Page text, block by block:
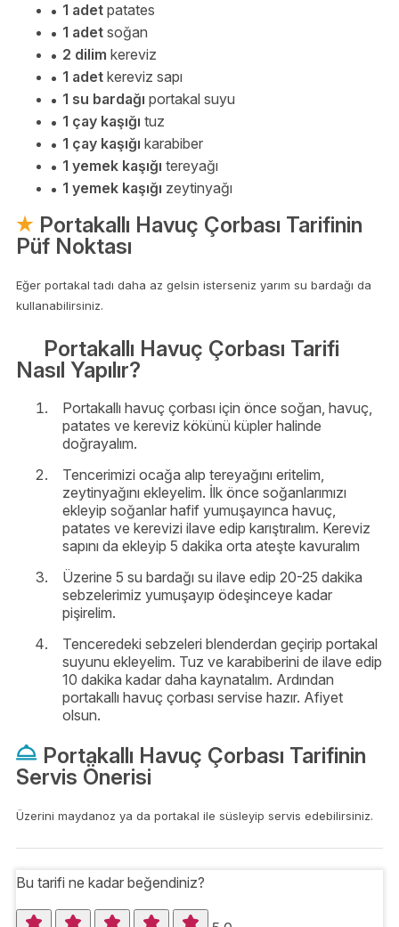
1 adet patates
1 adet soğan
2 dilim kereviz
1 adet kereviz sapı
1 su bardağı portakal suyu
1 çay kaşığı tuz
1 çay kaşığı karabiber
1 yemek kaşığı tereyağı
1 yemek kaşığı zeytinyağı
Portakallı Havuç Çorbası Tarifinin
Püf Noktası
Eğer portakal tadı daha az gelsin isterseniz yarım su bardağı da
kullanabilirsiniz.
Portakallı Havuç Çorbası Tarifi
Nasıl Yapılır?
Portakallı havuç çorbası için önce soğan, havuç,
patates ve kereviz kökünü küpler halinde
doğrayalım.
Tencerimizi ocağa alıp tereyağını eritelim,
zeytinyağını ekleyelim. İlk önce soğanlarımızı
ekleyip soğanlar hafif yumuşayınca havuç,
patates ve kerevizi ilave edip karıştıralım. Kereviz
sapını da ekleyip 5 dakika orta ateşte kavuralım
Üzerine 5 su bardağı su ilave edip 20-25 dakika
sebzelerimiz yumuşayıp ödeşinceye kadar
pişirelim.
Tenceredeki sebzeleri blenderdan geçirip portakal
suyunu ekleyelim. Tuz ve karabiberini de ilave edip
10 dakika kadar daha kaynatalım. Ardından
portakallı havuç çorbası servise hazır. Afiyet
olsun.
Portakallı Havuç Çorbası Tarifinin
Servis Önerisi
Üzerini maydanoz ya da portakal ile süsleyip servis edebilirsiniz.
Bu tarifi ne kadar beğendiniz?